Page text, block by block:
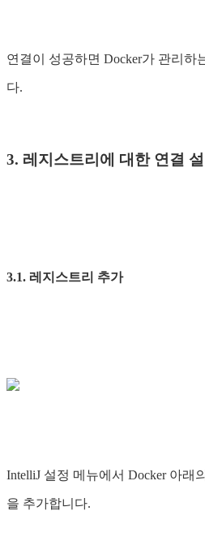
연결이 성공하면 Docker가 관리하
다.
3. 레지스트리에 대한 연결
3.1. 레지스트리 추가
IntelliJ 설정 메뉴에서 Docker 아래
을 추가합니다.